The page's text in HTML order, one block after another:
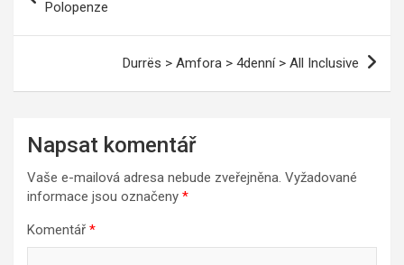
příspěvek
Polopenze
Durrës > Amfora > 4denní > All Inclusive
Napsat komentář
Vaše e-mailová adresa nebude zveřejněna. Vyžadované
informace jsou označeny *
Komentář *